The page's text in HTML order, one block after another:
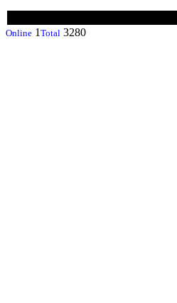
Online 1 Total 3280